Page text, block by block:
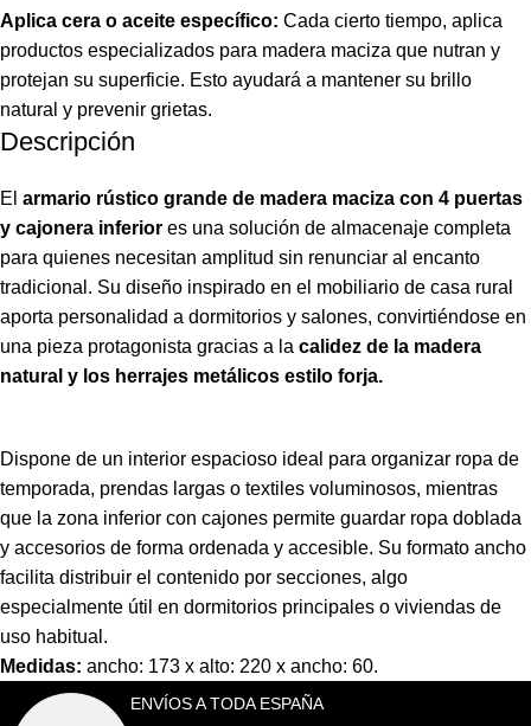
Aplica cera o aceite específico: Cada cierto tiempo, aplica
productos especializados para madera maciza que nutran y
protejan su superficie. Esto ayudará a mantener su brillo
natural y prevenir grietas.
Descripción
El armario rústico grande de madera maciza con 4 puertas
y cajonera inferior es una solución de almacenaje completa
para quienes necesitan amplitud sin renunciar al encanto
tradicional. Su diseño inspirado en el mobiliario de casa rural
aporta personalidad a dormitorios y salones, convirtiéndose en
una pieza protagonista gracias a la calidez de la madera
natural y los herrajes metálicos estilo forja.
Dispone de un interior espacioso ideal para organizar ropa de
temporada, prendas largas o textiles voluminosos, mientras
que la zona inferior con cajones permite guardar ropa doblada
y accesorios de forma ordenada y accesible. Su formato ancho
facilita distribuir el contenido por secciones, algo
especialmente útil en dormitorios principales o viviendas de
uso habitual.
Medidas: ancho: 173 x alto: 220 x ancho: 60.
ENVÍOS A TODA ESPAÑA